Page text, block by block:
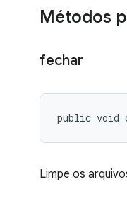
Métodos
fechar
public void
Limpe os